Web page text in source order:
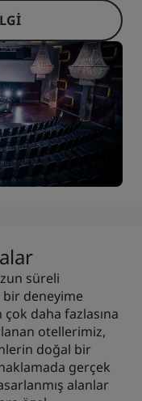
süreli
deneyime
daha fazlasına
otellerimiz,
doğal bir
gerçek
alanlar